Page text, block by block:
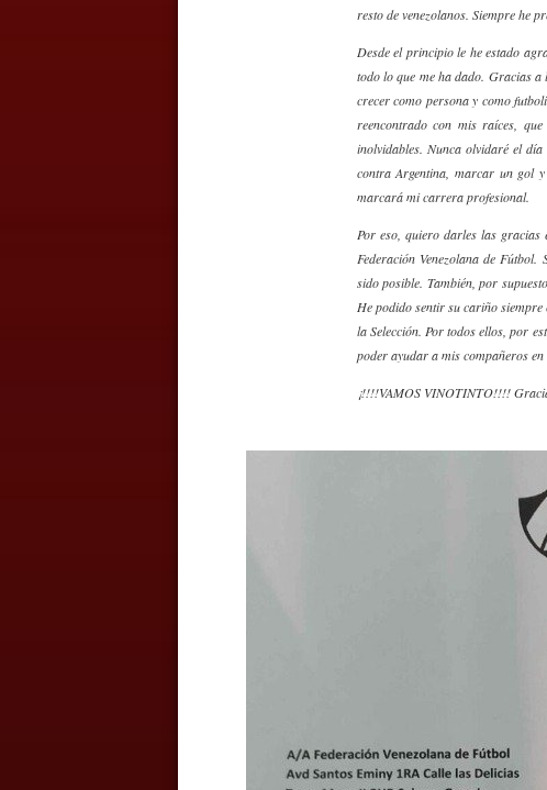
resto de venezolanos. Siempre he
Desde el principio le he estado
todo lo que me ha dado. Gracias a
crecer como persona y como
reencontrado con mis raíces,
inolvidables. Nunca olvidaré el
contra Argentina, marcar un gol
marcará mi carrera profesional.
Por eso, quiero darles las gracias
Federación Venezolana de
sido posible. También, por
He podido sentir su cariño
la Selección. Por todos ellos, por
poder ayudar a mis compañeros
¡!!!!VAMOS VINOTINTO!!!!